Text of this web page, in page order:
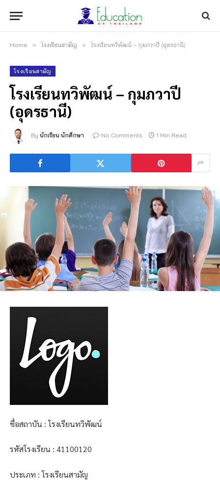
Home » โรงเรียนสามัญ » โรงเรียนทวิพัฒน์ – กุมภวาปี (อุดรธานี)
โรงเรียนสามัญ
โรงเรียนทวิพัฒน์ – กุมภวาปี
(อุดรธานี)
By นักเรียน นักศึกษา No Comments 1 Min Read
ชื่อสถาบัน : โรงเรียนทวิพัฒน์
รหัสโรงเรียน : 41100120
ประเภท : โรงเรียนสามัญ